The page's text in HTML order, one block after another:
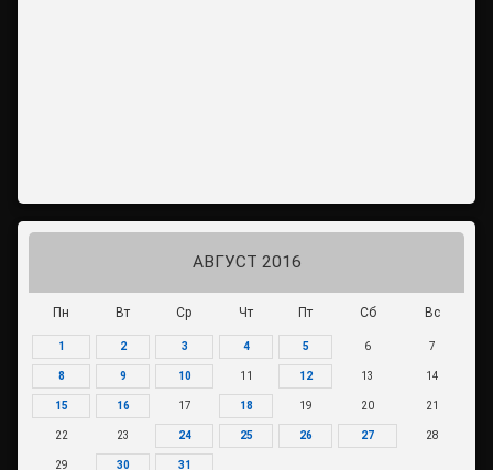
АВГУСТ 2016
Пн Вт Ср Чт Пт Сб Вс
1 2 3 4 5 6 7
8 9 10 11 12 13 14
15 16 17 18 19 20 21
22 23 24 25 26 27 28
29 30 31